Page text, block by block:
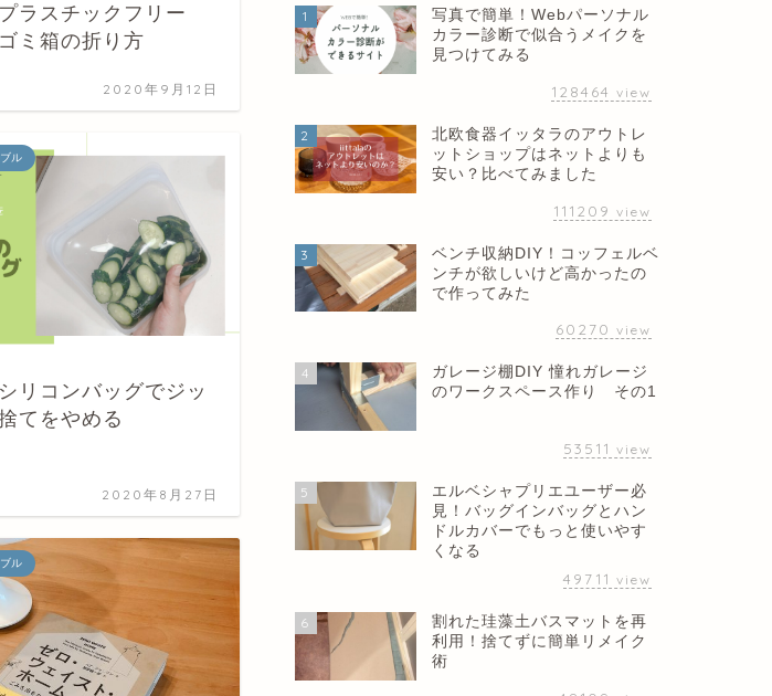
ラスチックフリー
ミ箱の折り方
2020年9月12日
ル
リコンバッグでジッ
てをやめる
2020年8月27日
ル
1
写真で簡単！Webパーソナル
カラー診断で似合うメイクを
見つけてみる
128464 view
2
北欧食器イッタラのアウトレ
ットショップはネットよりも
安い？比べてみました
111209 view
3
ベンチ収納DIY！コッフェルベ
ンチが欲しいけど高かったの
で作ってみた
60270 view
4
ガレージ棚DIY 憧れガレージ
のワークスペース作り その1
53511 view
5
エルベシャプリエユーザー必
見！バッグインバッグとハン
ドルカバーでもっと使いやす
くなる
49711 view
6
割れた珪藻土バスマットを再
利用！捨てずに簡単リメイク
術